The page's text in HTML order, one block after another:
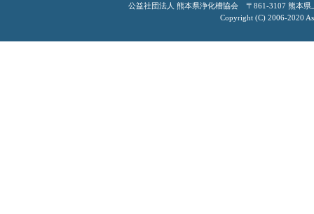
公益社団法人 熊本県浄化槽協会 〒861-3107 熊本
Copyright (C) 2006-2020